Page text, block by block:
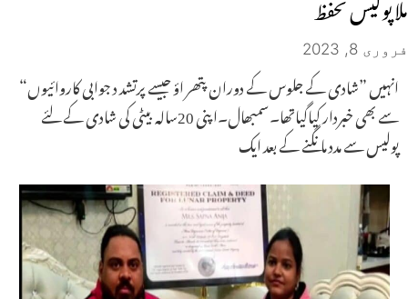
فروری 8, 2023
انہیں ”شادی کے جلوس کے دوران پتھر اؤ جیسے پرتشد د جوابی کاروائیوں“
سے بھی خبردار کیاگیاتھا۔سمبھال۔اپنی 20سالہ بیٹی کی شادی کے لئے
پولیس سے مدد مانگنے کے بعد ایک